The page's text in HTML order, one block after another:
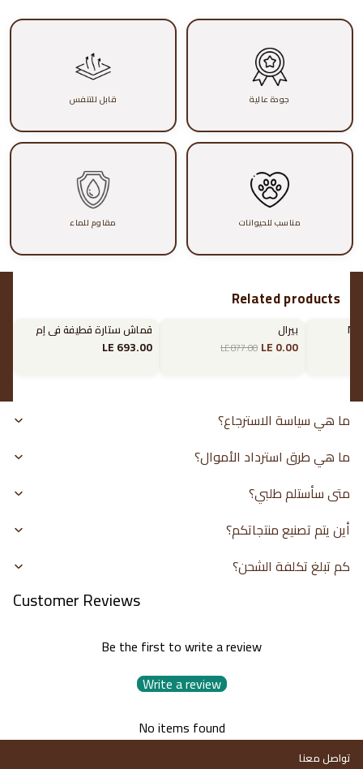
قابل للتنفس جودة عالية
مقاوم للماء مناسب للحيوانات
Related products
تخفيض
بيرال
LE 877.00 LE 0.00
قماش ستارة قطيفة في إم
LE 693.00
ما هي سياسة الاسترجاع؟
ما هي طرق استرداد الأموال؟
متى سأستلم طلبي؟
أين يتم تصنيع منتجاتكم؟
كم تبلغ تكلفة الشحن؟
Customer Reviews
Be the first to write a review
Write a review
No items found
تواصل معنا